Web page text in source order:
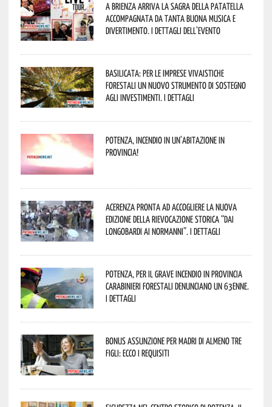
A Brienza arriva la Sagra della Patatella
accompagnata da tanta buona musica e
divertimento. I dettagli dell’evento
Basilicata: per le imprese vivaistiche
forestali un nuovo strumento di sostegno
agli investimenti. I dettagli
Potenza, incendio in un’abitazione in
provincia!
Acerenza pronta ad accogliere la nuova
edizione della rievocazione storica “Dai
Longobardi ai Normanni”. I dettagli
Potenza, per il grave incendio in Provincia
Carabinieri forestali denunciano un 63enne.
I dettagli
Bonus assunzione per madri di almeno tre
figli: ecco i requisiti